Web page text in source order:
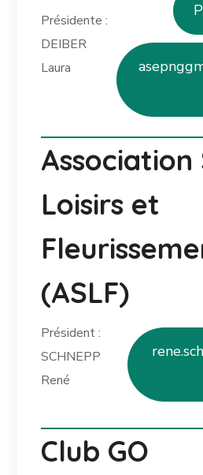
Présidente :
DEIBER
Laura
Association
Loisirs et
(ASLF)
Président :
SCHNEPP
René
Club GO